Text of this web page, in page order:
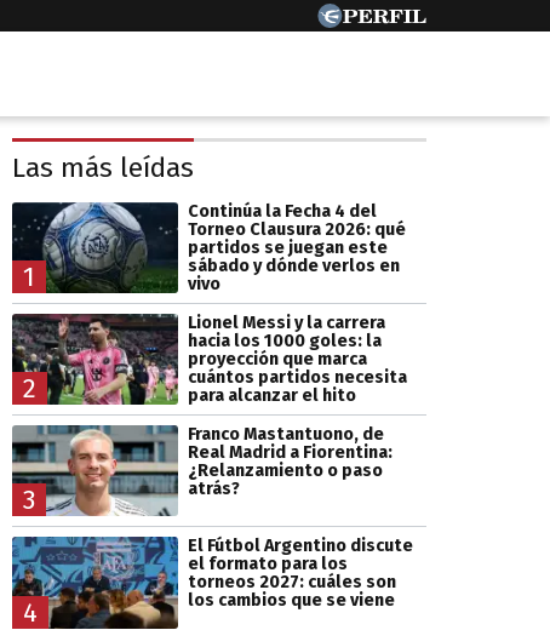
Las más leídas
1
Continúa la Fecha 4 del
Torneo Clausura 2026: qué
partidos se juegan este
sábado y dónde verlos en
vivo
2
Lionel Messi y la carrera
hacia los 1000 goles: la
proyección que marca
cuántos partidos necesita
para alcanzar el hito
3
Franco Mastantuono, de
Real Madrid a Fiorentina:
¿Relanzamiento o paso
atrás?
4
El Fútbol Argentino discute
el formato para los
torneos 2027: cuáles son
los cambios que se viene